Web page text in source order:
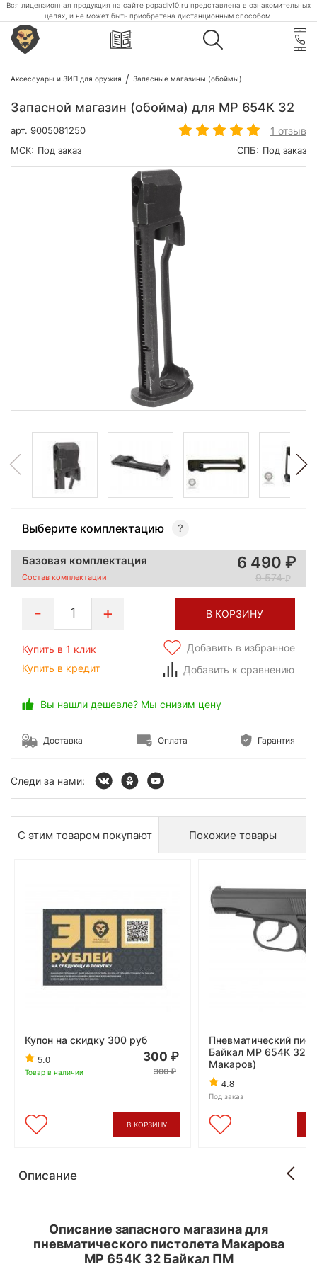
Вся лицензионная продукция на сайте popadiv10.ru представлена в ознакомительных
целях, и не может быть приобретена дистанционным способом.
Аксессуары и ЗИП для оружия Запасные магазины (обоймы)
Запасной магазин (обойма) для МР 654К 32
арт. 9005081250 1 отзыв
МСК: Под заказ СПБ: Под заказ
Выберите комплектацию
Базовая комплектация
Состав комплектации
6 490
9 574
1 В КОРЗИНУ
Купить в 1 клик
Купить в кредит
Добавить в избранное
Добавить к сравнению
Вы нашли дешевле? Мы снизим цену
Доставка Оплата Гарантия
Следи за нами:
С этим товаром покупают Похожие товары
Купон на скидку 300 руб
5.0
Товар в наличии
300
300
В КОРЗИНУ
Пневматический
Байкал МР 654К 32
Макаров)
4.8
Под заказ
Описание
Описание запасного магазина для
пневматического пистолета Макарова
МР 654К 32 Байкал ПМ